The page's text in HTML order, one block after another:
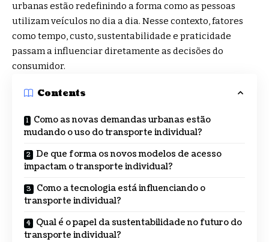
urbanas estão redefinindo a forma como as pessoas
utilizam veículos no dia a dia. Nesse contexto, fatores
como tempo, custo, sustentabilidade e praticidade
passam a influenciar diretamente as decisões do
consumidor.
Contents
Como as novas demandas urbanas estão
mudando o uso do transporte individual?
De que forma os novos modelos de acesso
impactam o transporte individual?
Como a tecnologia está influenciando o
transporte individual?
Qual é o papel da sustentabilidade no futuro do
transporte individual?